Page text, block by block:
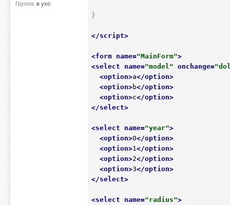
Группа: в ухо
}
</script>
<form name="MainForm">
<select name="model" onchange=
<option>a</option>
<option>b</option>
<option>c</option>
</select>
<select name="year">
<option>0</option>
<option>1 </option>
<option>2</option>
<option>3</option>
</select>
<select name="radius">